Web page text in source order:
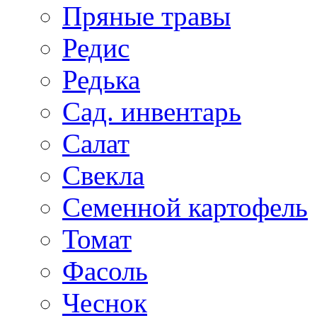
Пряные травы
Редис
Редька
Сад. инвентарь
Салат
Свекла
Семенной картофель
Томат
Фасоль
Чеснок